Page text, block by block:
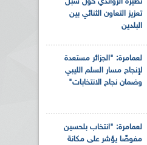
تعزيز التعاون الثنائي بين
البلدين
لعمامرة: "الجزائر مستعدة
لإنجاح مسار السلم الليبي
وضمان نجاح الانتخابات"
لعمامرة: "انتخاب بلحسين
مفوضًا يؤشر على مكانة